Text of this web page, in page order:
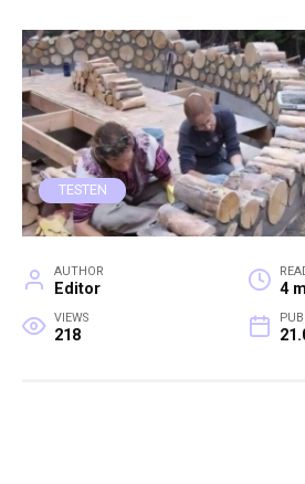
TESTEN
AUTHOR
Editor 4
VIEWS
218